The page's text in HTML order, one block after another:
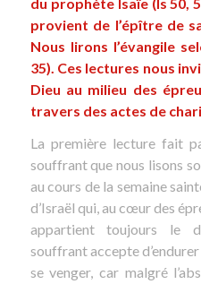
provient de l’épître de
Nous lirons l’évangile
35). Ces lectures nous
Dieu au milieu des
travers des actes de
La première lecture fait
souffrant que nous lisons
au cours de la semaine
d’Israël qui, au cœur des
appartient toujours le
souffrant accepte
se venger, car malgré